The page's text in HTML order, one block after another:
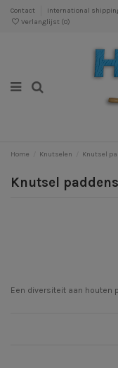
Contact International
Verlanglijst (0)
Home Knutselen Knutsel
Knutsel
Een diversiteit aan houten